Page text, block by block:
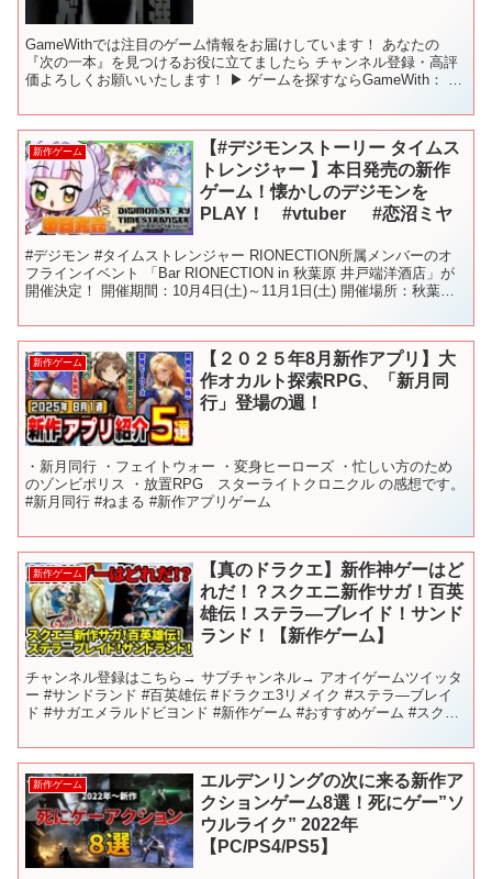
GameWithでは注目のゲーム情報をお届けしています！ あなたの
『次の一本』を見つけるお役に立てましたら チャンネル登録・高評
価よろしくお願いいたします！ ▶ ゲームを探すならGameWith： ※
新作ゲーム
【#デジモンストーリー タイムス
トレンジャー 】本日発売の新作
ゲーム！懐かしのデジモンを
PLAY！ #vtuber #恋沼ミヤ
#デジモン #タイムストレンジャー RIONECTION所属メンバーのオ
フラインイベント 「Bar RIONECTION in 秋葉原 井戸端洋酒店」が
開催決定！ 開催期間：10月4日(土)～11月1日(土) 開催場所：秋葉原
新作ゲーム
【２０２５年8月新作アプリ】大
作オカルト探索RPG、「新月同
行」登場の週！
・新月同行 ・フェイトウォー ・変身ヒーローズ ・忙しい方のため
のゾンビポリス ・放置RPG スターライトクロニクル の感想です。
#新月同行 #ねまる #新作アプリゲーム
新作ゲーム
【真のドラクエ】新作神ゲーはど
れだ！？スクエニ新作サガ！百英
雄伝！ステラ―ブレイド！サンド
ランド！【新作ゲーム】
チャンネル登録はこちら→ サブチャンネル→ アオイゲームツイッタ
ー #サンドランド #百英雄伝 #ドラクエ3リメイク #ステラ―ブレイ
ド #サガエメラルドビヨンド #新作ゲーム #おすすめゲーム #スクエ
新作ゲーム
エルデンリングの次に来る新作ア
クションゲーム8選！死にゲー”ソ
ウルライク” 2022年
【PC/PS4/PS5】